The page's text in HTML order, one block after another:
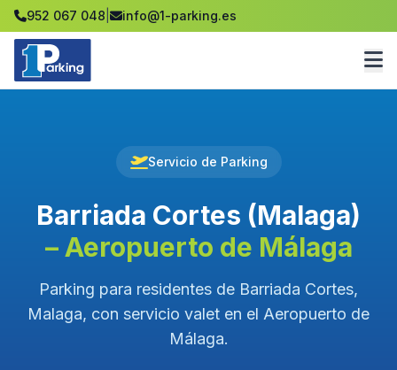
952 067 048 info@1-parking.es
Servicio de Parking
Barriada Cortes (Malaga)
– Aeropuerto de Málaga
Parking para residentes de Barriada Cortes,
Malaga, con servicio valet en el Aeropuerto de
Málaga.